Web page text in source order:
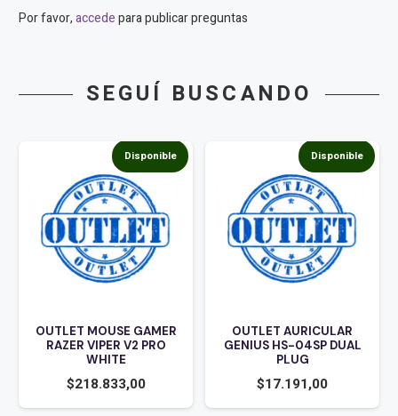
Por favor,accedepara publicar preguntas
SEGUÍ BUSCANDO
Disponible
OUTLET MOUSE GAMER
RAZER VIPER V2 PRO
WHITE
$218.833,00
Disponible
OUTLET AURICULAR
GENIUS HS-04SP DUAL
PLUG
$17.191,00